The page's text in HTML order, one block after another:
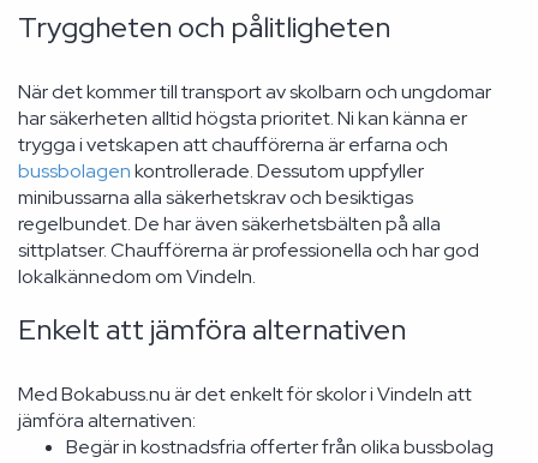
Tryggheten och pålitligheten
När det kommer till transport av skolbarn och ungdomar
har säkerheten alltid högsta prioritet. Ni kan känna er
trygga i vetskapen att chaufförerna är erfarna och
bussbolagenkontrollerade. Dessutom uppfyller
minibussarna alla säkerhetskrav och besiktigas
regelbundet. De har även säkerhetsbälten på alla
sittplatser. Chaufförerna är professionella och har god
lokalkännedom om Vindeln.
Enkelt att jämföra alternativen
Med Bokabuss.nu är det enkelt för skolor i Vindeln att
jämföra alternativen:
Begär in kostnadsfria offerter från olika bussbolag